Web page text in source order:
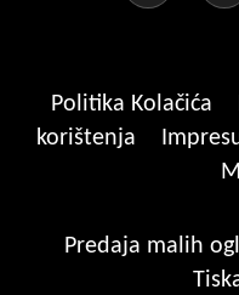
Politika Kolačića
korištenja
Predaja malih